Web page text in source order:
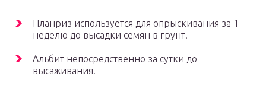
Планриз используется для опрыскивания за 1
неделю до высадки семян в грунт.
Альбит непосредственно за сутки до
высаживания.